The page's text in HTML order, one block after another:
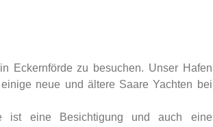
Eckernförde zu besuchen. Unser Hafen
neue und ältere Saare Yachten bei
ist eine Besichtigung und auch eine